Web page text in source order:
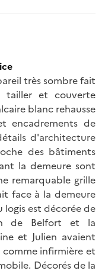
très sombre fait
tailler et couverte
blanc rehausse
encadrements de
d'architecture
des bâtiments
la demeure sont
remarquable grille
face à la demeure
logis est décorée de
de Belfort et la
et Julien avaient
comme infirmière et
Décorés de la